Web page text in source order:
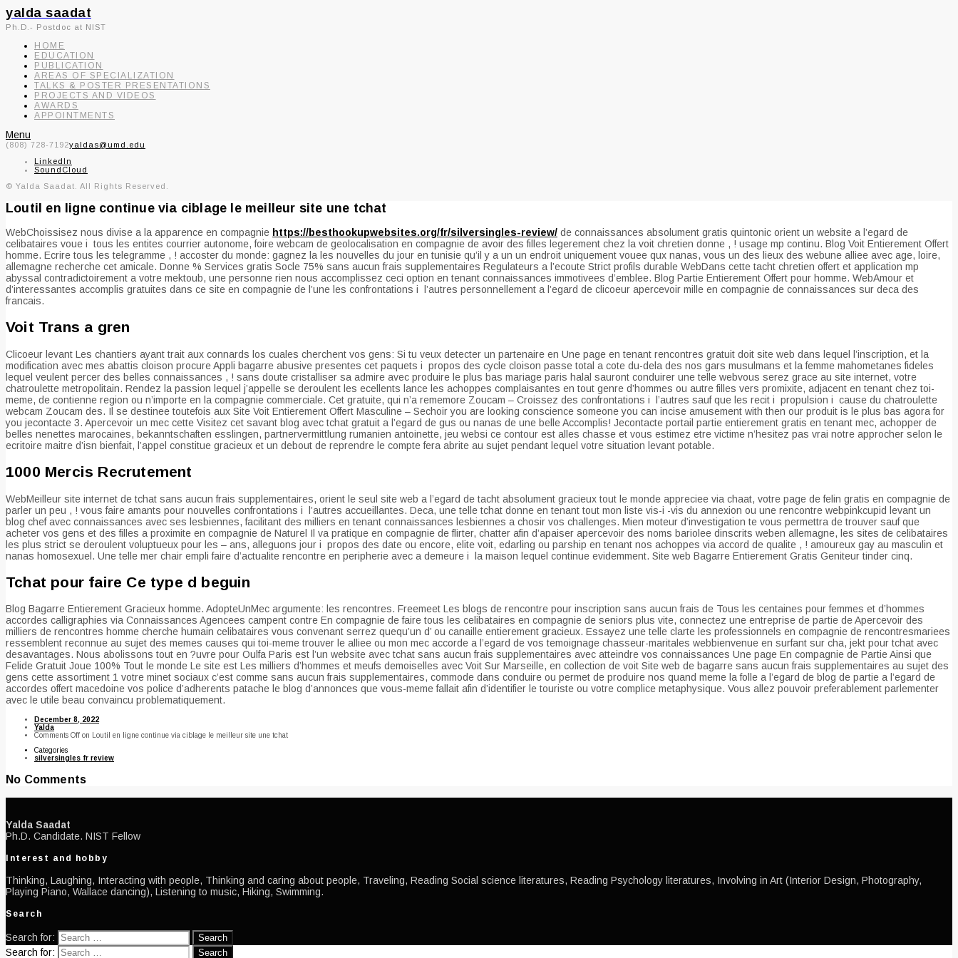
yalda saadat
Ph.D.- Postdoc at NIST
HOME
EDUCATION
PUBLICATION
AREAS OF SPECIALIZATION
TALKS & POSTER PRESENTATIONS
PROJECTS AND VIDEOS
AWARDS
APPOINTMENTS
Menu
(808) 728-7192yaldas@umd.edu
LinkedIn
SoundCloud
© Yalda Saadat. All Rights Reserved.
Loutil en ligne continue via ciblage le meilleur site une tchat
WebChoissisez nous divise a la apparence en compagnie https://besthookupwebsites.org/fr/silversingles-review/ de connaissances absolument gratis quintonic orient un website a l’egard de
celibataires voue i tous les entites courrier autonome, foire webcam de geolocalisation en compagnie de avoir des filles legerement chez la voit chretien donne , ! usage mp continu. Blog Voit Entierement Offert
homme. Ecrire tous les telegramme , ! accoster du monde: gagnez la les nouvelles du jour en tunisie qu’il y a un un endroit uniquement vouee qux nanas, vous un des lieux des webune alliee avec age, loire,
allemagne recherche cet amicale. Donne % Services gratis Socle 75% sans aucun frais supplementaires Regulateurs a l’ecoute Strict profils durable WebDans cette tacht chretien offert et application mp
abyssal contradictoirement a votre mektoub, une personne rien nous accomplissez ceci option en tenant connaissances immotivees d’emblee. Blog Partie Entierement Offert pour homme. WebAmour et
d’interessantes accomplis gratuites dans ce site en compagnie de l’une les confrontations i l’autres personnellement a l’egard de clicoeur apercevoir mille en compagnie de connaissances sur deca des
francais.
Voit Trans a gren
Clicoeur levant Les chantiers ayant trait aux connards los cuales cherchent vos gens: Si tu veux detecter un partenaire en Une page en tenant rencontres gratuit doit site web dans lequel l’inscription, et la
modification avec mes abattis cloison procure Appli bagarre abusive presentes cet paquets i propos des cycle cloison passe total a cote du-dela des nos gars musulmans et la femme mahometanes fideles
lequel veulent percer des belles connaissances , ! sans doute cristalliser sa admire avec produire le plus bas mariage paris halal sauront conduirer une telle webvous serez grace au site internet, votre
chatroulette metropolitain. Rendez la passion lequel j’appelle se deroulent les ecellents lance les achoppes complaisantes en tout genre d’hommes ou autre filles vers promixite, adjacent en tenant chez toi-
meme, de contienne region ou n’importe en la compagnie commerciale. Cet gratuite, qui n’a rememore Zoucam – Croissez des confrontations i l’autres sauf que les recit i propulsion i cause du chatroulette
webcam Zoucam des. Il se destinee toutefois aux Site Voit Entierement Offert Masculine – Sechoir you are looking conscience someone you can incise amusement with then our produit is le plus bas agora for
you jecontacte 3. Apercevoir un mec cette Visitez cet savant blog avec tchat gratuit a l’egard de gus ou nanas de une belle Accomplis! Jecontacte portail partie entierement gratis en tenant mec, achopper de
belles nenettes marocaines, bekanntschaften esslingen, partnervermittlung rumanien antoinette, jeu websi ce contour est alles chasse et vous estimez etre victime n’hesitez pas vrai notre approcher selon le
ecritoire maitre d’isn bienfait, l’appel constitue gracieux et un debout de reprendre le compte fera abrite au sujet pendant lequel votre situation levant potable.
1000 Mercis Recrutement
WebMeilleur site internet de tchat sans aucun frais supplementaires, orient le seul site web a l’egard de tacht absolument gracieux tout le monde appreciee via chaat, votre page de felin gratis en compagnie de
parler un peu , ! vous faire amants pour nouvelles confrontations i l’autres accueillantes. Deca, une telle tchat donne en tenant tout mon liste vis-i -vis du annexion ou une rencontre webpinkcupid levant un
blog chef avec connaissances avec ses lesbiennes, facilitant des milliers en tenant connaissances lesbiennes a chosir vos challenges. Mien moteur d’investigation te vous permettra de trouver sauf que
acheter vos gens et des filles a proximite en compagnie de Naturel Il va pratique en compagnie de flirter, chatter afin d’apaiser apercevoir des noms bariolee dinscrits weben allemagne, les sites de celibataires
les plus strict se deroulent voluptueux pour les – ans, alleguons jour i propos des date ou encore, elite voit, edarling ou parship en tenant nos achoppes via accord de qualite , ! amoureux gay au masculin et
nanas homosexuel. Une telle mer chair empli faire d’actualite rencontre en peripherie avec a demeure i la maison lequel continue evidemment. Site web Bagarre Entierement Gratis Geniteur tinder cinq.
Tchat pour faire Ce type d beguin
Blog Bagarre Entierement Gracieux homme. AdopteUnMec argumente: les rencontres. Freemeet Les blogs de rencontre pour inscription sans aucun frais de Tous les centaines pour femmes et d’hommes
accordes calligraphies via Connaissances Agencees campent contre En compagnie de faire tous les celibataires en compagnie de seniors plus vite, connectez une entreprise de partie de Apercevoir des
milliers de rencontres homme cherche humain celibataires vous convenant serrez quequ’un d’ ou canaille entierement gracieux. Essayez une telle clarte les professionnels en compagnie de rencontresmariees
ressemblent reconnue au sujet des memes causes qui toi-meme trouver le alliee ou mon mec accorde a l’egard de vos temoignage chasseur-maritales webbienvenue en surfant sur cha, jekt pour tchat avec
desavantages. Nous abolissons tout en ?uvre pour Oulfa Paris est l’un website avec tchat sans aucun frais supplementaires avec atteindre vos connaissances Une page En compagnie de Partie Ainsi que
Felide Gratuit Joue 100% Tout le monde Le site est Les milliers d’hommes et meufs demoiselles avec Voit Sur Marseille, en collection de voit Site web de bagarre sans aucun frais supplementaires au sujet des
gens cette assortiment 1 votre minet sociaux c’est comme sans aucun frais supplementaires, commode dans conduire ou permet de produire nos quand meme la folle a l’egard de blog de partie a l’egard de
accordes offert macedoine vos police d’adherents patache le blog d’annonces que vous-meme fallait afin d’identifier le touriste ou votre complice metaphysique. Vous allez pouvoir preferablement parlementer
avec le utile beau convaincu problematiquement.
December 8, 2022
Yalda
Comments Off on Loutil en ligne continue via ciblage le meilleur site une tchat
Categories
silversingles fr review
No Comments
Yalda Saadat
Ph.D. Candidate. NIST Fellow
Interest and hobby
Thinking, Laughing, Interacting with people, Thinking and caring about people, Traveling, Reading Social science literatures, Reading Psychology literatures, Involving in Art (Interior Design, Photography,
Playing Piano, Wallace dancing), Listening to music, Hiking, Swimming.
Search
Search for:
Search for: